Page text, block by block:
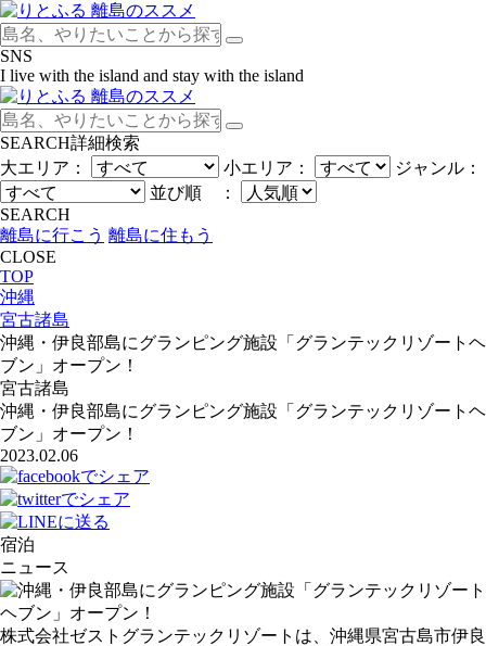
SNS
I live with the island and stay with the island
SEARCH詳細検索
大エリア：
小エリア：
ジャンル：
並び順 ：
SEARCH
離島に行こう 離島に住もう
CLOSE
TOP
沖縄
宮古諸島
沖縄・伊良部島にグランピング施設「グランテックリゾートヘ
ブン」オープン！
宮古諸島
沖縄・伊良部島にグランピング施設「グランテックリゾートヘ
ブン」オープン！
2023.02.06
宿泊
ニュース
株式会社ゼストグランテックリゾートは、沖縄県宮古島市伊良